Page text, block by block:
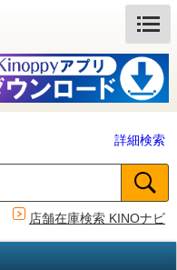
詳細検索
店舗在庫検索 KINOナビ